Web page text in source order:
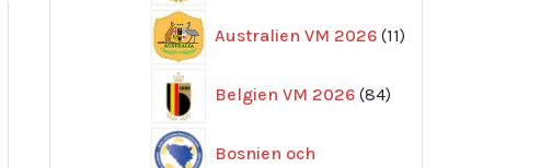
Australien VM 2026 11
produkter
Belgien VM 2026 84
produkter
Bosnien och